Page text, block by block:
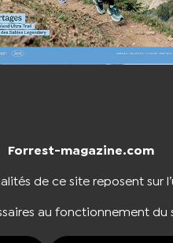
Forrest-magazine.com
de ce site reposent sur
au fonctionnement